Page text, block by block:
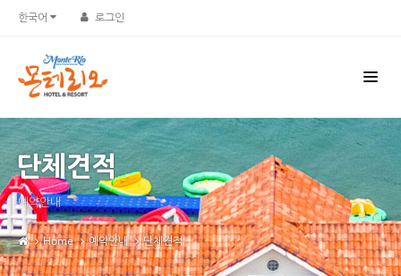
한국어 로그인
단체견적
예약안내
Home 예약안내 단체견적
Sketchbook5, 스케치북5